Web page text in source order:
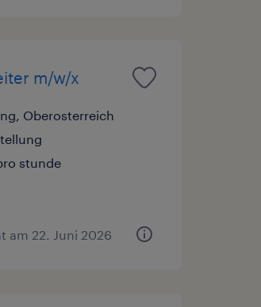
m/w/x
Oberosterreich
stunde
am 22. Juni 2026